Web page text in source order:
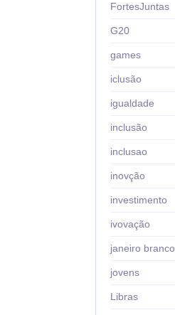
FortesJuntas
G20
games
iclusão
igualdade
inclusão
inclusao
inovção
investimento
ivovação
janeiro branco
jovens
Libras